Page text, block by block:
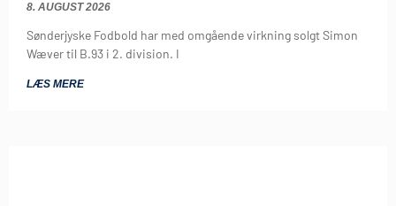
8. AUGUST 2026
Sønderjyske Fodbold har med omgående virkning solgt Simon
Wæver til B.93 i 2. division. I
LÆS MERE